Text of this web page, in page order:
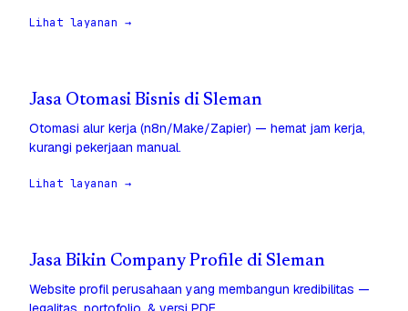
Lihat layanan →
Jasa Otomasi Bisnis di Sleman
Otomasi alur kerja (n8n/Make/Zapier) — hemat jam kerja,
kurangi pekerjaan manual.
Lihat layanan →
Jasa Bikin Company Profile di Sleman
Website profil perusahaan yang membangun kredibilitas —